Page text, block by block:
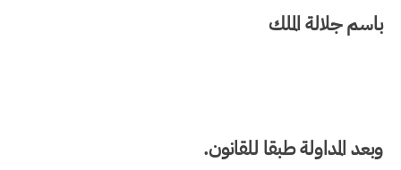
باسم جلالة الملك
وبعد المداولة طبقا للقانون.